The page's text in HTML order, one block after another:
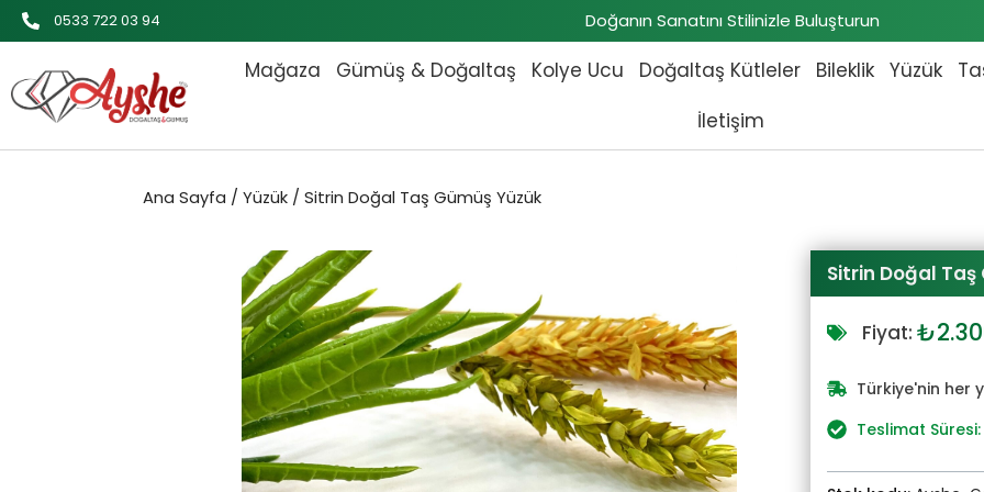
İçeriğe
atla
0533 722 03 94 Doğanın Sanatını Stilinizle Buluşturun
Mağaza Gümüş & Doğaltaş Kolye Ucu Doğaltaş Kütleler Bileklik Yüzük
İletişim
Ana Sayfa / Yüzük / Sitrin Doğal Taş Gümüş Yüzük
Sitrin Doğal Taş
Fiyat: ₺
Türkiye'nin her
Teslimat